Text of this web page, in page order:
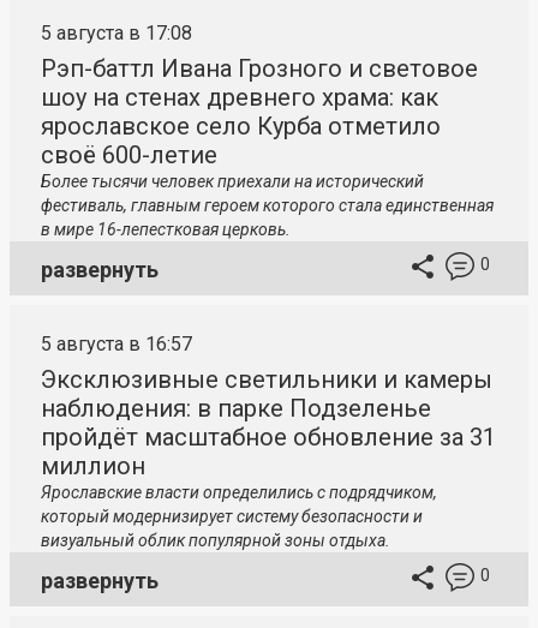
5 августа в 17:08
Рэп-баттл Ивана Грозного и световое
шоу на стенах древнего храма: как
ярославское село Курба отметило
своё 600-летие
Более тысячи человек приехали на исторический
фестиваль, главным героем которого стала единственная
в мире 16-лепестковая церковь.
развернуть 0
5 августа в 16:57
Эксклюзивные светильники и камеры
наблюдения: в парке Подзеленье
пройдёт масштабное обновление за 31
миллион
Ярославские власти определились с подрядчиком,
который модернизирует систему безопасности и
визуальный облик популярной зоны отдыха.
развернуть 0